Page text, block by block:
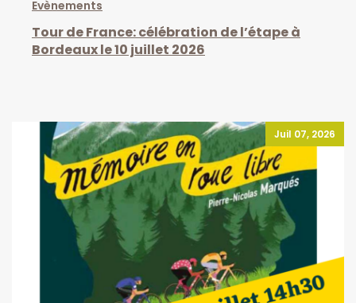
Evènements
Tour de France: célébration de l’étape à
Bordeaux le 10 juillet 2026
Juil 07, 2026